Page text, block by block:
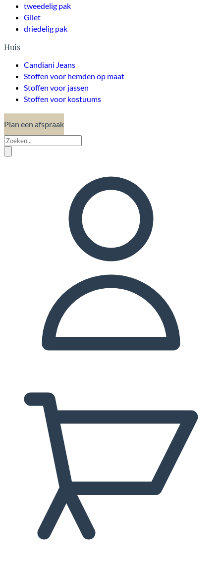
tweedelig pak
Gilet
driedelig pak
Huis
Candiani Jeans
Stoffen voor hemden op maat
Stoffen voor jassen
Stoffen voor kostuums
Plan een afspraak